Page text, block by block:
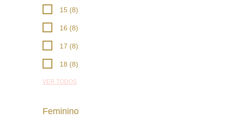
15 (8)
16 (8)
17 (8)
18 (8)
VER TODOS
Feminino